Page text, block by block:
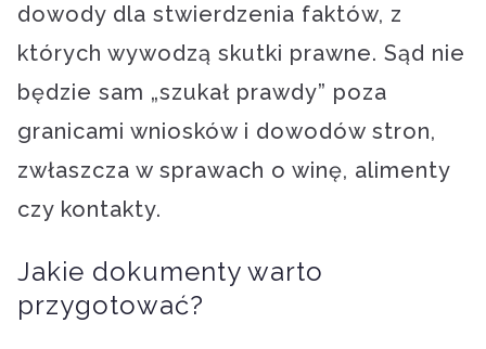
dowody dla stwierdzenia faktów, z
których wywodzą skutki prawne. Sąd nie
będzie sam „szukał prawdy” poza
granicami wniosków i dowodów stron,
zwłaszcza w sprawach o winę, alimenty
czy kontakty.
Jakie dokumenty warto
przygotować?